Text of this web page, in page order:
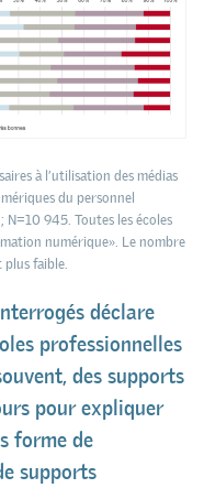
à l’utilisation des médias
du personnel
945. Toutes les écoles
numérique». Le nombre
faible.
déclare
professionnelles
des supports
pour expliquer
forme de
supports